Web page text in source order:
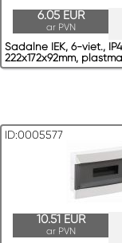
6.05 EUR
ar PVN
Sadalne IEK, 6-viet.,
222x172x92mm,
ID:0005577
10.51 EUR
ar PVN